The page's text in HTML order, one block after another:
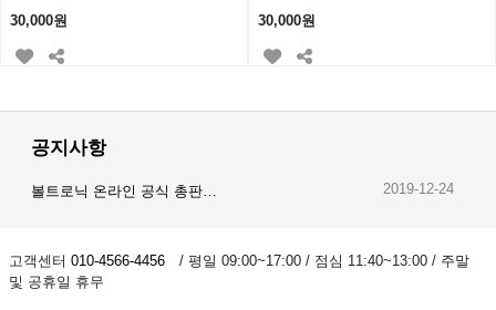
30,000원 30,000원
공지사항
볼트로닉 온라인 공식 총판… 2019-12-24
고객센터 010-4566-4456 / 평일 09:00~17:00 / 점심 11:40~13:00 / 주말
및 공휴일 휴무